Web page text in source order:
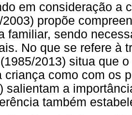
em consideração a
2003) propõe
familiar, sendo
No que se refere à
2013) situa que
criança como com os
salientam a
também